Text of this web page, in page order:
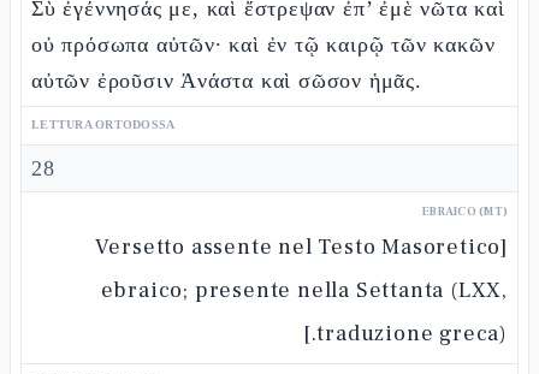
Σὺ ἐγέννησάς με, καὶ ἔστρεψαν ἐπ’ ἐμὲ νῶτα καὶ
οὐ πρόσωπα αὐτῶν· καὶ ἐν τῷ καιρῷ τῶν κακῶν
αὐτῶν ἐροῦσιν Ἀνάστα καὶ σῶσον ἡμᾶς.
LETTURA ORTODOSSA
28
EBRAICO (MT)
[Versetto assente nel Testo Masoretico
ebraico; presente nella Settanta (LXX,
traduzione greca).]